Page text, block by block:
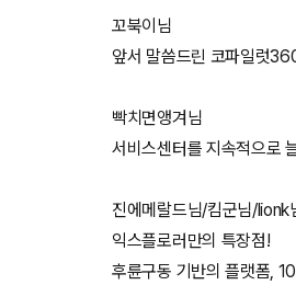
꼬북이님
앞서 말씀드린 코파일럿
빡치면앵겨님
서비스센터를 지속적으로
진에메랄드님/킴군님/lionk
익스플로러만의 특장점!
후륜구동 기반의 플랫폼,